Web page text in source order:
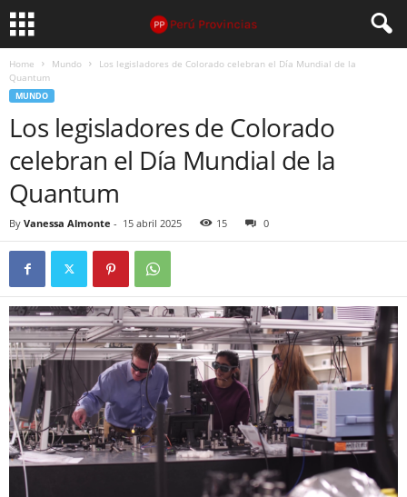
Home Mundo
Los legisladores de Colorado celebran el Día Mundial de la
Quantum
MUNDO
Los legisladores de Colorado
celebran el Día Mundial de la
Quantum
By Vanessa Almonte - 15 abril 2025 15 0